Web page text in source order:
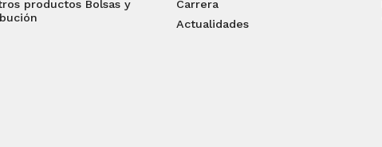
productos Bolsas y
Carrera
Actualidades